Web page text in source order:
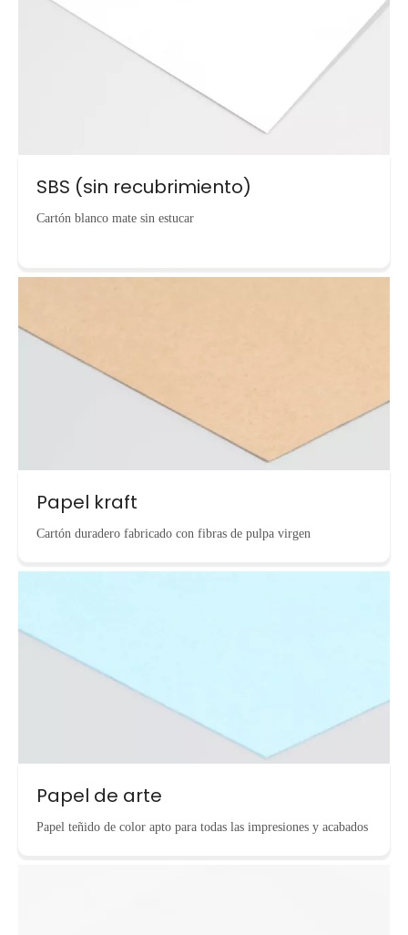
SBS (sin recubrimiento)
Cartón blanco mate sin estucar
Papel kraft
Cartón duradero fabricado con fibras de pulpa virgen
Papel de arte
Papel teñido de color apto para todas las impresiones y acabados